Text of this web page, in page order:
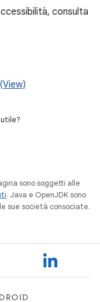
consulta
sono soggetti alle
. Java e OpenJDK sono
sue società consociate.